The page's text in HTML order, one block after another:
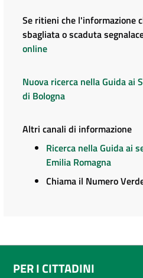
Se ritieni che l'informazione
sbagliata o scaduta
online
Nuova ricerca nella Guida ai
di Bologna
Altri canali di informazione
Ricerca nella Guida ai
Emilia Romagna
Chiama il Numero
PER I CITTADINI